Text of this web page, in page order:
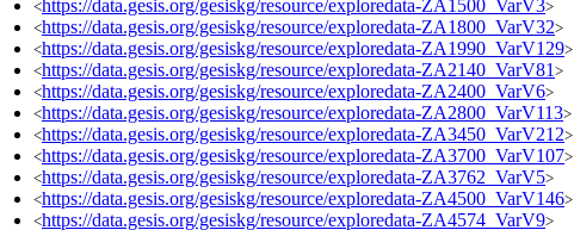
<https://data.gesis.org/gesiskg/resource/exploredata-ZA1500_VarV3>
<https://data.gesis.org/gesiskg/resource/exploredata-ZA1800_VarV32>
<https://data.gesis.org/gesiskg/resource/exploredata-ZA1990_VarV129>
<https://data.gesis.org/gesiskg/resource/exploredata-ZA2140_VarV81>
<https://data.gesis.org/gesiskg/resource/exploredata-ZA2400_VarV6>
<https://data.gesis.org/gesiskg/resource/exploredata-ZA2800_VarV113>
<https://data.gesis.org/gesiskg/resource/exploredata-ZA3450_VarV212>
<https://data.gesis.org/gesiskg/resource/exploredata-ZA3700_VarV107>
<https://data.gesis.org/gesiskg/resource/exploredata-ZA3762_VarV5>
<https://data.gesis.org/gesiskg/resource/exploredata-ZA4500_VarV146>
<https://data.gesis.org/gesiskg/resource/exploredata-ZA4574_VarV9>